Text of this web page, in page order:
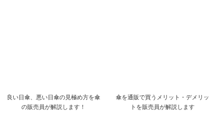
良い日傘、悪い日傘の見極め方を傘
の販売員が解説します！
傘を通販で買うメリット・デメリッ
トを販売員が解説します